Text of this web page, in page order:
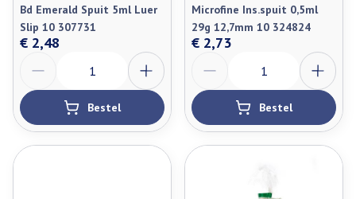
Bd Emerald Spuit 5ml Luer
Slip 10 307731
€ 2,48
Bestel
Microfine Ins.spuit 0,5ml
29g 12,7mm 10 324824
€ 2,73
Bestel